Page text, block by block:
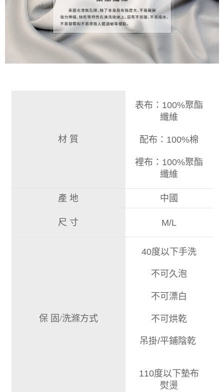
材 質
表布：100%聚酯
纖維
配布：100%棉
裡布：100%聚酯
纖維
產 地 中國
尺 寸 M/L
保 固/洗滌方式
40度以下手洗
不可久泡
不可漂白
不可烘乾
吊掛/平鋪陰乾
110度以下墊布
熨燙